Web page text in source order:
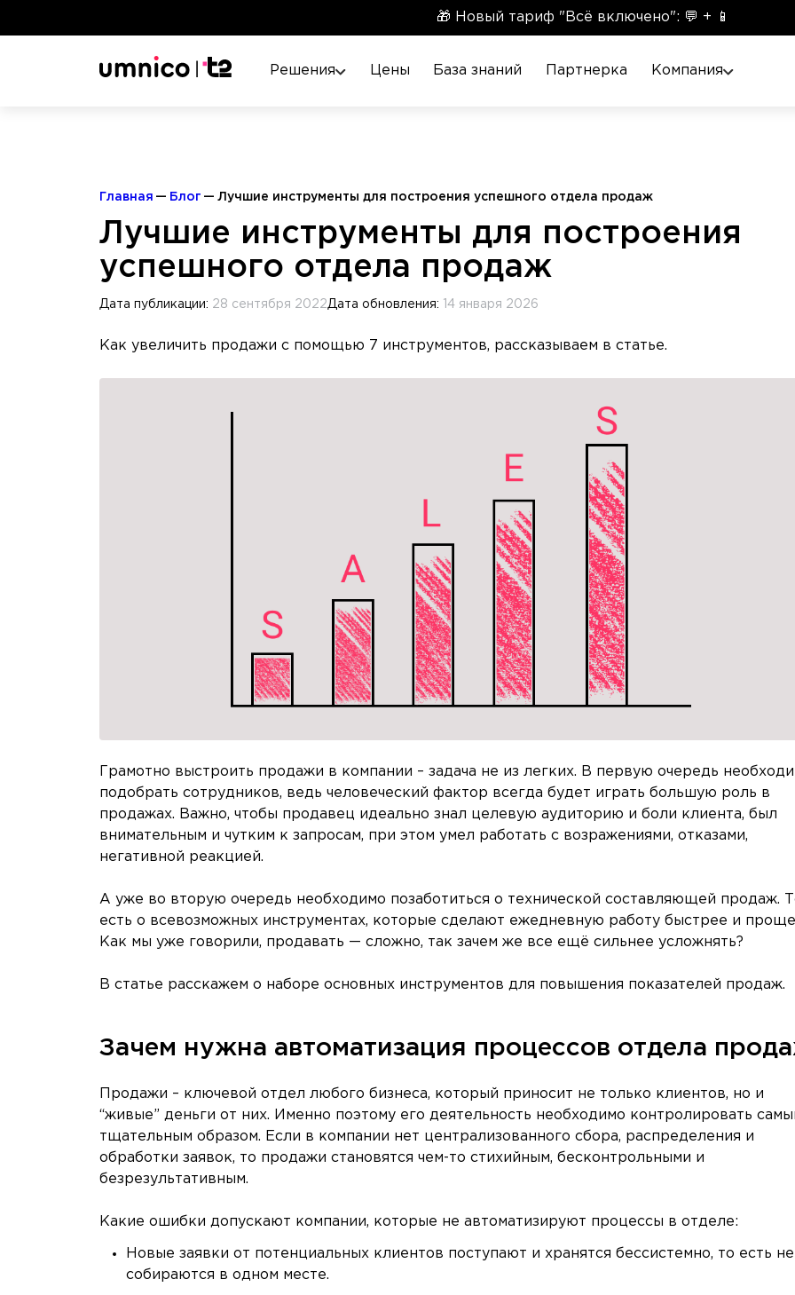
🎁 Новый тариф "Всё включено": 💬 + 📱
Решения Цены База знаний Партнерка Компания
Главная Блог Лучшие инструменты для построения успешного отдела продаж
Лучшие инструменты для построения
успешного отдела продаж
Дата публикации: 28 сентября 2022Дата обновления: 14 января 2026
Как увеличить продажи с помощью 7 инструментов, рассказываем в статье.
Грамотно выстроить продажи в компании – задача не из легких. В первую очередь
подобрать сотрудников, ведь человеческий фактор всегда будет играть большую роль в
продажах. Важно, чтобы продавец идеально знал целевую аудиторию и боли клиента, был
внимательным и чутким к запросам, при этом умел работать с возражениями, отказами,
негативной реакцией.
А уже во вторую очередь необходимо позаботиться о технической составляющей продаж.
есть о всевозможных инструментах, которые сделают ежедневную работу быстрее и
Как мы уже говорили, продавать — сложно, так зачем же все ещё сильнее усложнять?
В статье расскажем о наборе основных инструментов для повышения показателей продаж.
Зачем нужна автоматизация процессов отдела
Продажи – ключевой отдел любого бизнеса, который приносит не только клиентов, но и
“живые” деньги от них. Именно поэтому его деятельность необходимо контролировать
тщательным образом. Если в компании нет централизованного сбора, распределения и
обработки заявок, то продажи становятся чем-то стихийным, бесконтрольными и
безрезультативным.
Какие ошибки допускают компании, которые не автоматизируют процессы в отделе:
Новые заявки от потенциальных клиентов поступают и хранятся бессистемно, то есть не
собираются в одном месте.